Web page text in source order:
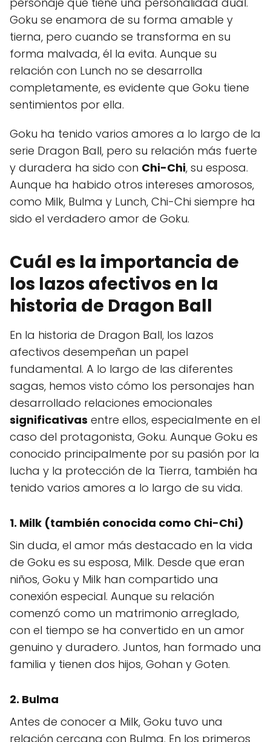
Goku se enamora de su forma amable y
tierna, pero cuando se transforma en su
forma malvada, él la evita. Aunque su
relación con Lunch no se desarrolla
completamente, es evidente que Goku tiene
sentimientos por ella.
Goku ha tenido varios amores a lo largo de la
serie Dragon Ball, pero su relación más fuerte
y duradera ha sido con Chi-Chi, su esposa.
Aunque ha habido otros intereses amorosos,
como Milk, Bulma y Lunch, Chi-Chi siempre ha
sido el verdadero amor de Goku.
Cuál es la importancia de
los lazos afectivos en la
historia de Dragon Ball
En la historia de Dragon Ball, los lazos
afectivos desempeñan un papel
fundamental. A lo largo de las diferentes
sagas, hemos visto cómo los personajes han
desarrollado relaciones emocionales
significativas entre ellos, especialmente en el
caso del protagonista, Goku. Aunque Goku es
conocido principalmente por su pasión por la
lucha y la protección de la Tierra, también ha
tenido varios amores a lo largo de su vida.
1. Milk (también conocida como Chi-Chi)
Sin duda, el amor más destacado en la vida
de Goku es su esposa, Milk. Desde que eran
niños, Goku y Milk han compartido una
conexión especial. Aunque su relación
comenzó como un matrimonio arreglado,
con el tiempo se ha convertido en un amor
genuino y duradero. Juntos, han formado una
familia y tienen dos hijos, Gohan y Goten.
2. Bulma
Antes de conocer a Milk, Goku tuvo una
relación cercana con Bulma. En los primeros